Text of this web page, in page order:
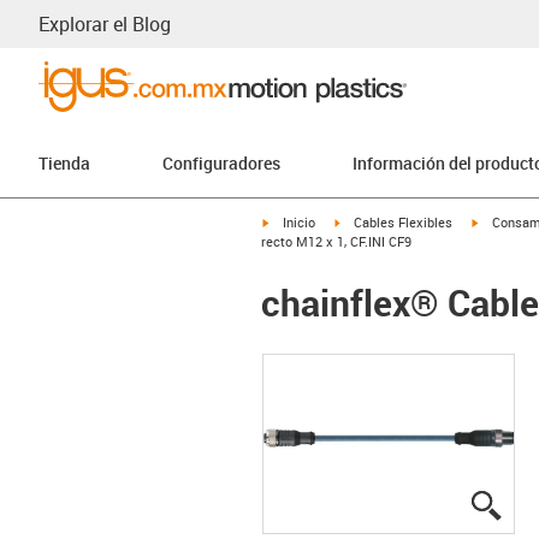
Explorar el Blog
Tienda Configuradores Información del
igus-icon-arrow-right
Inicio igus-icon-arrow-right
Cables Flexibles igus-
recto M12 x 1, CF.INI CF9
chainflex®